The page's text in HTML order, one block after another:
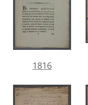
1816